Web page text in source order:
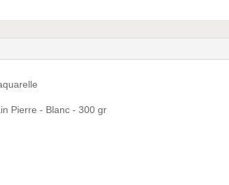
Pierre - Blanc - 300 gr